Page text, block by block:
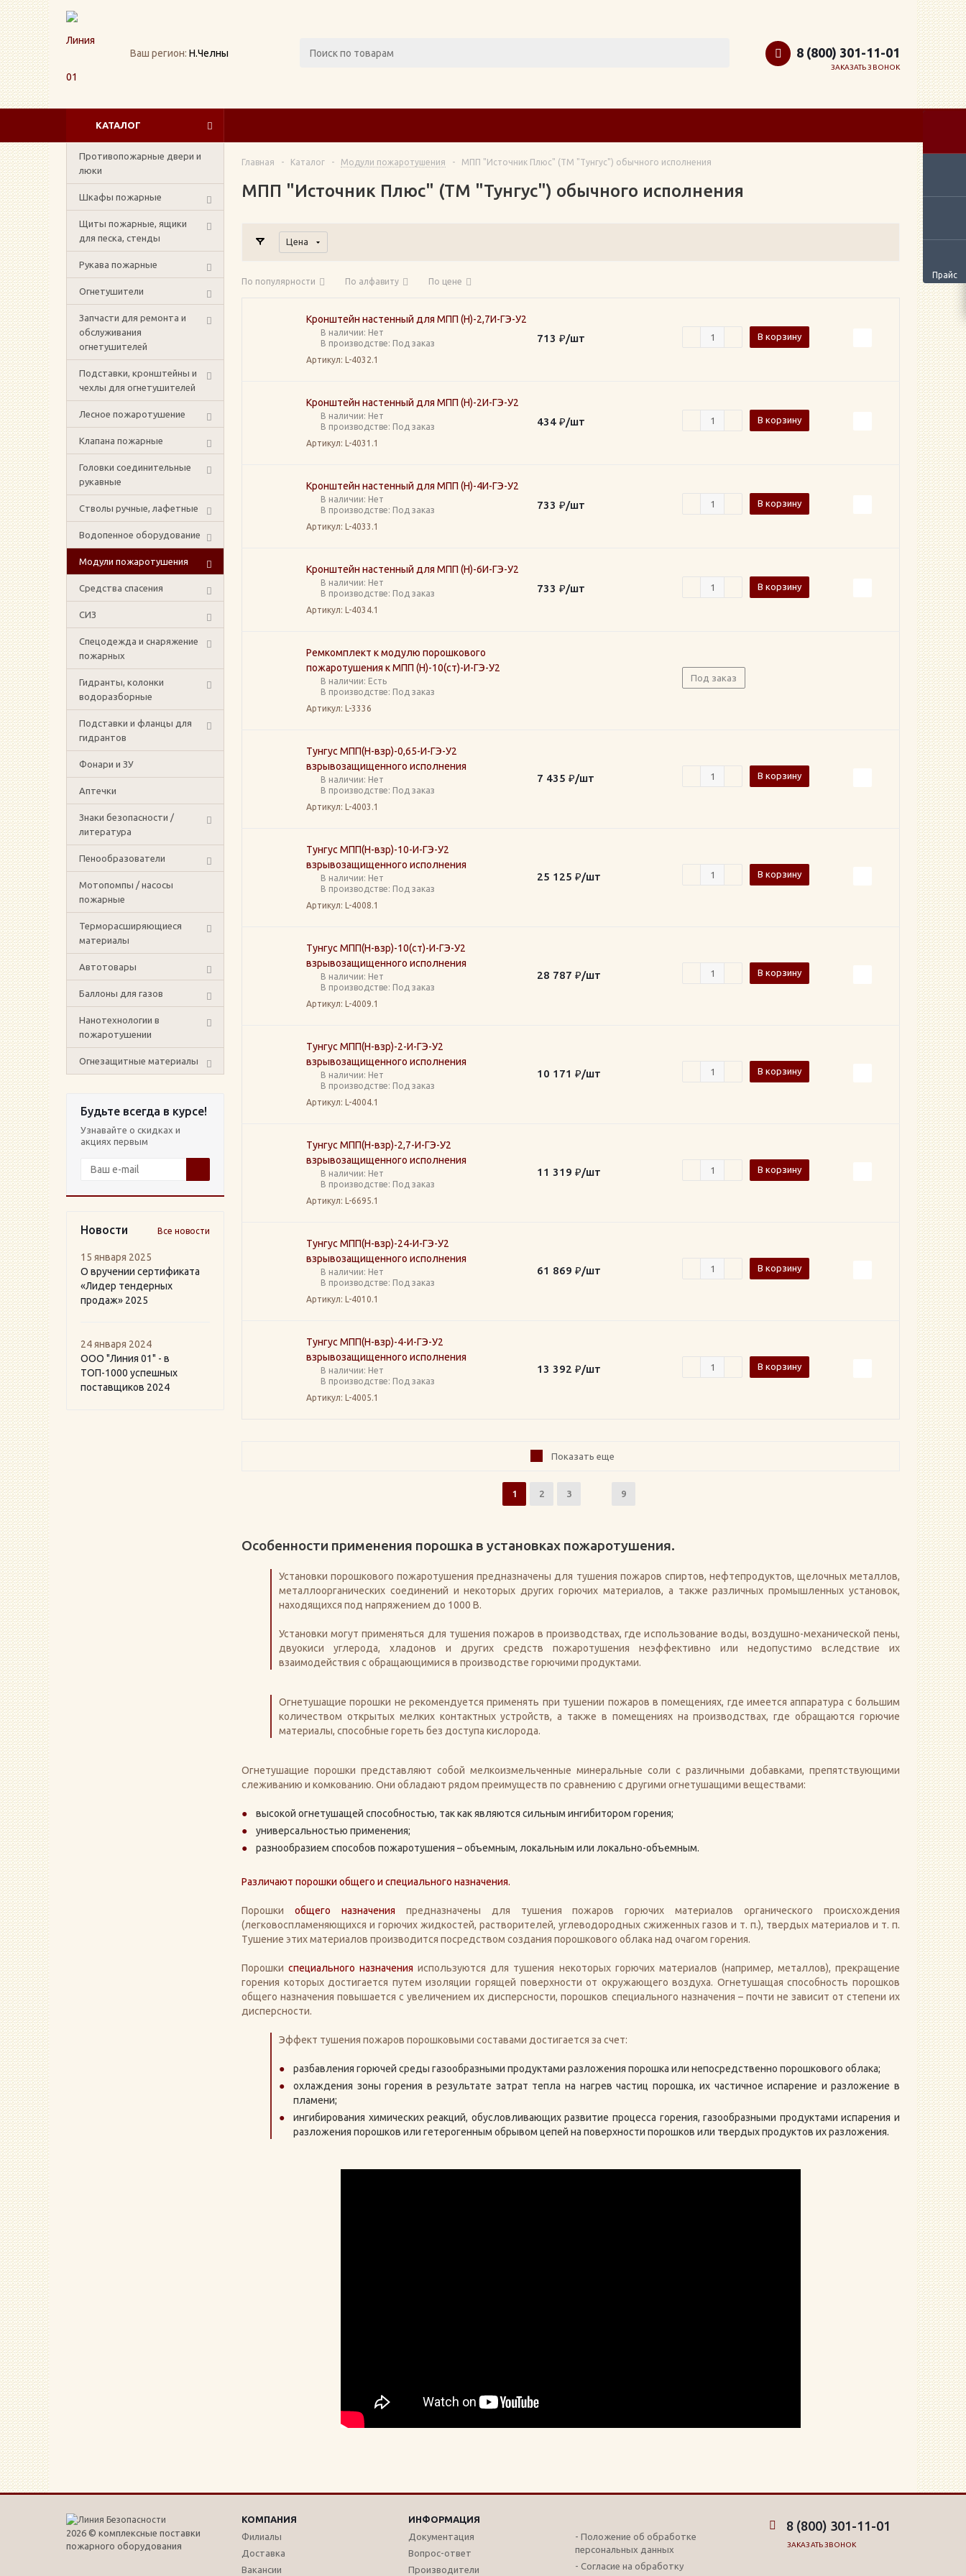
Ваш регион: Н.Челны
Прайс
8 (800) 301-11-01
ЗАКАЗАТЬ ЗВОНОК
КАТАЛОГ
Противопожарные двери и
люки
Шкафы пожарные
Щиты пожарные, ящики
для песка, стенды
Рукава пожарные
Огнетушители
Запчасти для ремонта и
обслуживания
огнетушителей
Подставки, кронштейны и
чехлы для огнетушителей
Лесное пожаротушение
Клапана пожарные
Головки соединительные
рукавные
Стволы ручные, лафетные
Водопенное оборудование
Модули пожаротушения
Средства спасения
СИЗ
Спецодежда и снаряжение
пожарных
Гидранты, колонки
водоразборные
Подставки и фланцы для
гидрантов
Фонари и ЗУ
Аптечки
Знаки безопасности /
литература
Пенообразователи
Мотопомпы / насосы
пожарные
Терморасширяющиеся
материалы
Автотовары
Баллоны для газов
Нанотехнологии в
пожаротушении
Огнезащитные материалы
Будьте всегда в курсе!
Узнавайте о скидках и
акциях первым
Новости Все новости
15 января 2025
О вручении сертификата
«Лидер тендерных
продаж» 2025
24 января 2024
ООО "Линия 01" - в
ТОП-1000 успешных
поставщиков 2024
Главная - Каталог - Модули пожаротушения - МПП "Источник Плюс" (ТМ "Тунгус") обычного исполнения
МПП "Источник Плюс" (ТМ "Тунгус") обычного исполнения
Цена
По популярности По алфавиту По цене
Кронштейн настенный для МПП (Н)-2,7И-ГЭ-У2
В наличии: Нет
В производстве: Под заказ
Артикул: L-4032.1
713 ₽/шт В корзину
Кронштейн настенный для МПП (Н)-2И-ГЭ-У2
В наличии: Нет
В производстве: Под заказ
Артикул: L-4031.1
434 ₽/шт В корзину
Кронштейн настенный для МПП (Н)-4И-ГЭ-У2
В наличии: Нет
В производстве: Под заказ
Артикул: L-4033.1
733 ₽/шт В корзину
Кронштейн настенный для МПП (Н)-6И-ГЭ-У2
В наличии: Нет
В производстве: Под заказ
Артикул: L-4034.1
733 ₽/шт В корзину
Ремкомплект к модулю порошкового
пожаротушения к МПП (Н)-10(ст)-И-ГЭ-У2
В наличии: Eсть
В производстве: Под заказ
Артикул: L-3336
Под заказ
Тунгус МПП(Н-взр)-0,65-И-ГЭ-У2
взрывозащищенного исполнения
В наличии: Нет
В производстве: Под заказ
Артикул: L-4003.1
7 435 ₽/шт В корзину
Тунгус МПП(Н-взр)-10-И-ГЭ-У2
взрывозащищенного исполнения
В наличии: Нет
В производстве: Под заказ
Артикул: L-4008.1
25 125 ₽/шт В корзину
Тунгус МПП(Н-взр)-10(ст)-И-ГЭ-У2
взрывозащищенного исполнения
В наличии: Нет
В производстве: Под заказ
Артикул: L-4009.1
28 787 ₽/шт В корзину
Тунгус МПП(Н-взр)-2-И-ГЭ-У2
взрывозащищенного исполнения
В наличии: Нет
В производстве: Под заказ
Артикул: L-4004.1
10 171 ₽/шт В корзину
Тунгус МПП(Н-взр)-2,7-И-ГЭ-У2
взрывозащищенного исполнения
В наличии: Нет
В производстве: Под заказ
Артикул: L-6695.1
11 319 ₽/шт В корзину
Тунгус МПП(Н-взр)-24-И-ГЭ-У2
взрывозащищенного исполнения
В наличии: Нет
В производстве: Под заказ
Артикул: L-4010.1
61 869 ₽/шт В корзину
Тунгус МПП(Н-взр)-4-И-ГЭ-У2
взрывозащищенного исполнения
В наличии: Нет
В производстве: Под заказ
Артикул: L-4005.1
13 392 ₽/шт В корзину
Показать еще
1 2 3 9
Особенности применения порошка в установках пожаротушения.
Установки порошкового пожаротушения предназначены для тушения пожаров спиртов, нефтепродуктов, щелочных металлов,
металлоорганических соединений и некоторых других горючих материалов, а также различных промышленных установок,
находящихся под напряжением до 1000 В.
Установки могут применяться для тушения пожаров в производствах, где использование воды, воздушно-механической пены,
двуокиси углерода, хладонов и других средств пожаротушения неэффективно или недопустимо вследствие их
взаимодействия с обращающимися в производстве горючими продуктами.
Огнетушащие порошки не рекомендуется применять при тушении пожаров в помещениях, где имеется аппаратура с большим
количеством открытых мелких контактных устройств, а также в помещениях на производствах, где обращаются горючие
материалы, способные гореть без доступа кислорода.
Огнетушащие порошки представляют собой мелкоизмельченные минеральные соли с различными добавками, препятствующими
слеживанию и комкованию. Они обладают рядом преимуществ по сравнению с другими огнетушащими веществами:
высокой огнетушащей способностью, так как являются сильным ингибитором горения;
универсальностью применения;
разнообразием способов пожаротушения – объемным, локальным или локально-объемным.
Различают порошки общего и специального назначения.
Порошки общего назначения предназначены для тушения пожаров горючих материалов органического происхождения
(легковоспламеняющихся и горючих жидкостей, растворителей, углеводородных сжиженных газов и т. п.), твердых материалов и т. п.
Тушение этих материалов производится посредством создания порошкового облака над очагом горения.
Порошкиспециального назначения используются для тушения некоторых горючих материалов (например, металлов), прекращение
горения которых достигается путем изоляции горящей поверхности от окружающего воздуха. Огнетушащая способность порошков
общего назначения повышается с увеличением их дисперсности, порошков специального назначения – почти не зависит от степени их
дисперсности.
Эффект тушения пожаров порошковыми составами достигается за счет:
разбавления горючей среды газообразными продуктами разложения порошка или непосредственно порошкового облака;
охлаждения зоны горения в результате затрат тепла на нагрев частиц порошка, их частичное испарение и разложение в
пламени;
ингибирования химических реакций, обусловливающих развитие процесса горения, газообразными продуктами испарения и
разложения порошков или гетерогенным обрывом цепей на поверхности порошков или твердых продуктов их разложения.
2026 © комплексные поставки
пожарного оборудования
КОМПАНИЯ
ИНФОРМАЦИЯ
Филиалы
Доставка
Вакансии
Документация
Вопрос-ответ
Производители
- Положение об обработке
персональных данных
- Согласие на обработку
8 (800) 301-11-01
ЗАКАЗАТЬ ЗВОНОК